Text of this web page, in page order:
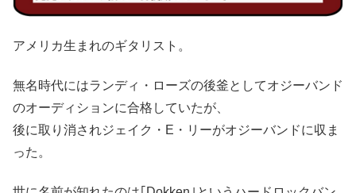
アメリカ生まれのギタリスト。
無名時代にはランディ・ローズの後釜としてオジーバンド
のオーディションに合格していたが、
後に取り消されジェイク・E・リーがオジーバンドに収ま
った。